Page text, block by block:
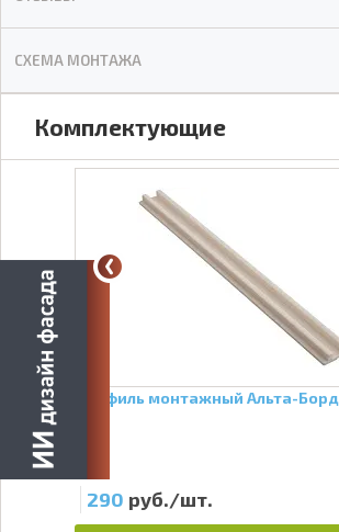
СХЕМА МОНТАЖА
Комплектующие
Профиль монтажный Альта-Борд
290 руб./шт.